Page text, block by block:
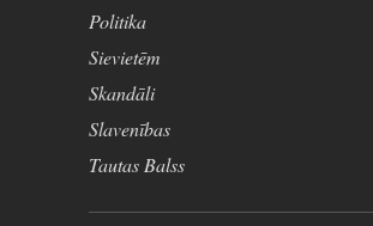
Politika
Sievietēm
Skandāli
Slavenības
Tautas Balss